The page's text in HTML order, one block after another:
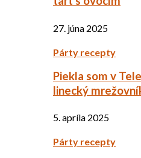
27. júna 2025
Párty recepty
Piekla som v
linecký
5. apríla 2025
Párty recepty